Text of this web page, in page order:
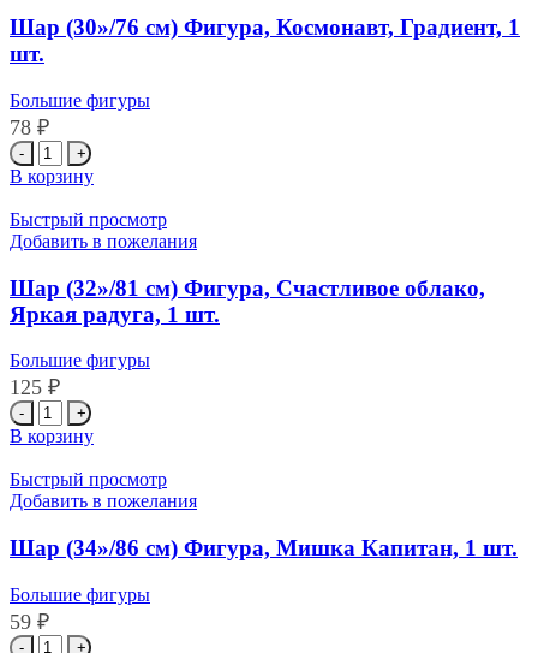
Попкорн,
1
шт.
Шар (30»/76 см) Фигура, Космонавт, Градиент, 1
шт.
Большие фигуры
78 ₽
Количество
товара
Шар
(30''/76
см)
Космонавт,
Градиент,
1
В корзину
Быстрый просмотр
Добавить в пожелания
Шар (32»/81 см) Фигура, Счастливое облако,
Яркая радуга, 1 шт.
Большие фигуры
125 ₽
Количество
товара
Шар
(32''/81
см)
Счастливое
облако,
радуга,
1
шт.
В корзину
Быстрый просмотр
Добавить в пожелания
Шар (34»/86 см) Фигура, Мишка Капитан, 1 шт.
Большие фигуры
59 ₽
Количество